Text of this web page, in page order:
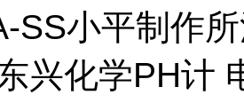
SS小平制作
兴化学PH计